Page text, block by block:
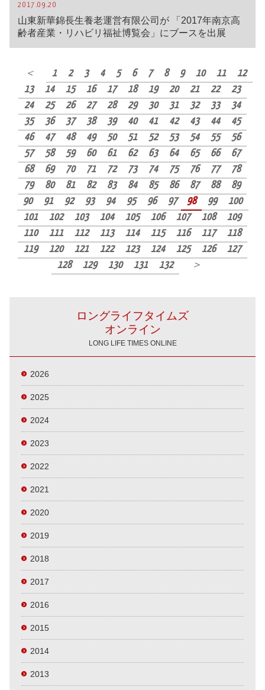
2017.09.20
山東新華錦長生養老運営有限公司が 「2017年南京高
齢者産業・リハビリ福祉博覧会」にブースを出展
＜ 1 2 3 4 5 6 7 8 9 10 11
12
13
14 15 16 17 18 19 20 21 22
23
24
25 26 27 28 29 30 31 32 33
34
35
36 37 38 39 40 41 42 43 44
45
46
47 48 49 50 51 52 53 54 55
56
57
58 59 60 61 62 63 64 65 66
67
68
69 70 71 72 73 74 75 76 77
78
79
80 81 82 83 84 85 86 87 88
89
90
91 92 93 94 95 96 97 98 99
100
101
102 103 104 105 106 107 108
109
110
111 112 113 114 115 116 117
118
119
120 121 122 123 124 125 126
127
128
129 130 131 132 ＞
ロングライフタイムズ
オンライン
LONG LIFE TIMES ONLINE
2026
2025
2024
2023
2022
2021
2020
2019
2018
2017
2016
2015
2014
2013